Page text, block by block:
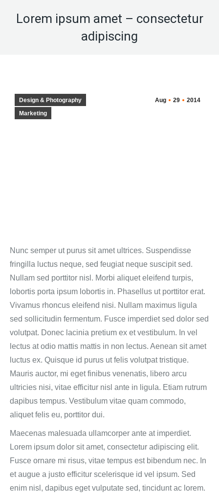
Lorem ipsum amet – consectetur
adipiscing
Aug 29 2014
Design & Photography
Marketing
Nunc semper ut purus sit amet ultrices. Suspendisse
fringilla luctus neque, sed feugiat neque suscipit sed.
Nullam sed porttitor nisl. Morbi aliquet eleifend turpis,
lobortis porta ipsum lobortis in. Phasellus ut porttitor erat.
Vivamus rhoncus eleifend nisi. Nullam maximus ligula
sed sollicitudin fermentum. Fusce imperdiet sed dolor sed
volutpat. Donec lacinia pretium ex et vestibulum. In vel
lectus at odio mattis mattis in non lectus. Aenean sit amet
luctus ex. Quisque id purus ut felis volutpat tristique.
Mauris auctor, mi eget finibus venenatis, libero arcu
ultricies nisi, vitae efficitur nisl ante in ligula. Etiam rutrum
dapibus tempus. Vestibulum vitae quam commodo,
aliquet felis eu, porttitor dui.
Maecenas malesuada ullamcorper ante at imperdiet.
Lorem ipsum dolor sit amet, consectetur adipiscing elit.
Fusce ornare mi risus, vitae tempus est bibendum nec. In
et augue a justo efficitur scelerisque id vel ipsum. Sed
enim nisl, dapibus eget vulputate sed, tincidunt ac lorem.